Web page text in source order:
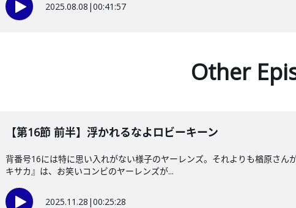
2025.08.08 |00:41:57
Other
【第16節 前半】浮かれるなよロビーキーン
背番号16には特に思い入れがない様子のヤーレンズ。それよりも楢原さ
キサカ』は、お笑いコンビのヤーレンズが...
2025.11.28 |00:25:28